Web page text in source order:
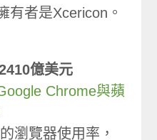
有者是Xcericon。
億美元
Chrome與蘋
瀏覽器使用率，